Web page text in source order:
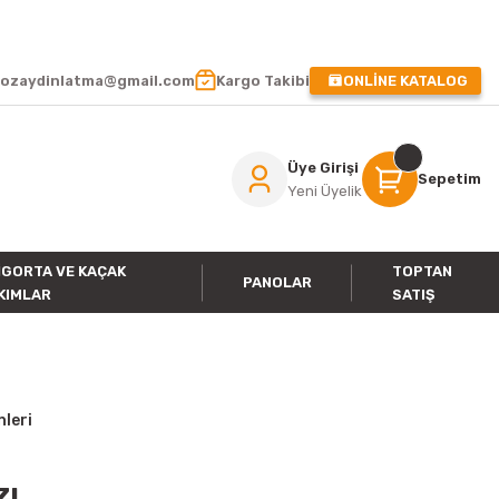
Kargo Takibi ONLİNE KATALOG
Üye Girişi
Yeni Üyelik
Sepetim
VE KAÇAK
PANOLAR
TOPTAN
SATIŞ